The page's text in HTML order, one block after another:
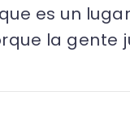
es un
la